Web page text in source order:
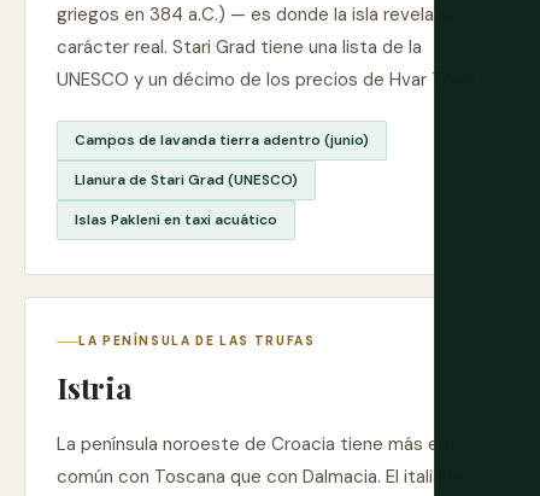
griegos en 384 a.C.) — es donde la isla revela su
carácter real. Stari Grad tiene una lista de la
UNESCO y un décimo de los precios de Hvar Town.
Campos de lavanda tierra adentro (junio)
Llanura de Stari Grad (UNESCO)
Islas Pakleni en taxi acuático
LA PENÍNSULA DE LAS TRUFAS
Istria
La península noroeste de Croacia tiene más en
común con Toscana que con Dalmacia. El italiano